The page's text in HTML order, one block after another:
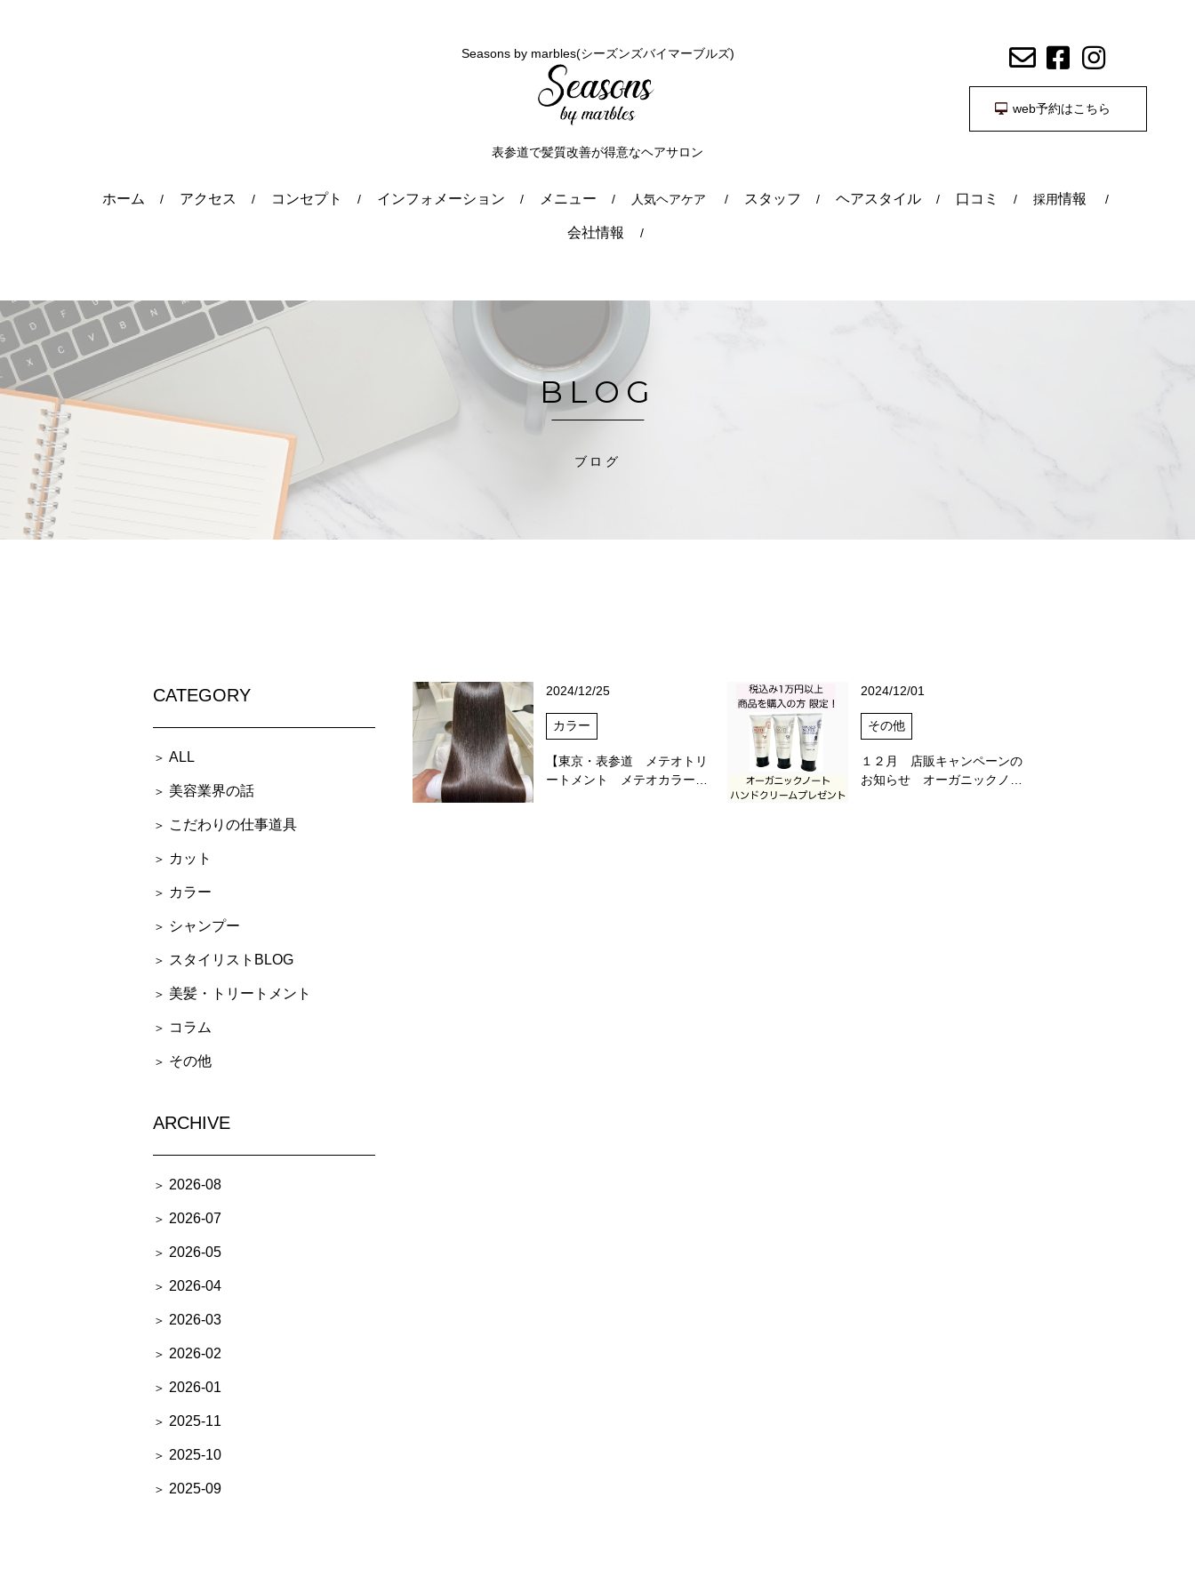
Seasons by marbles(シーズンズバイマーブルズ)
表参道で髪質改善が得意なヘアサロン
web予約はこちら
ホーム アクセス コンセプト インフォメーション メニュー 人気ヘアケア スタッフ ヘアスタイル 口コミ 採用情報
会社情報
BLOG
ブログ
2024/12/25
カラー
【東京・表参道 メテオトリ
ートメント メテオカラー…
2024/12/01
その他
１２月 店販キャンペーンの
お知らせ オーガニックノ…
CATEGORY
ALL
美容業界の話
こだわりの仕事道具
カット
カラー
シャンプー
スタイリストBLOG
美髪・トリートメント
コラム
その他
ARCHIVE
2026-08
2026-07
2026-05
2026-04
2026-03
2026-02
2026-01
2025-11
2025-10
2025-09